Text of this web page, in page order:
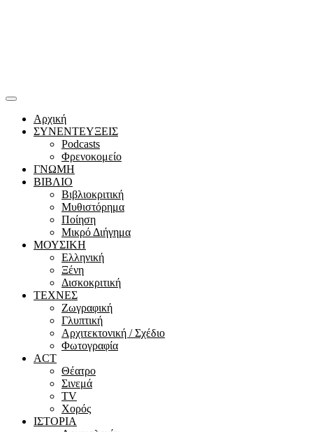
Αρχική
ΣΥΝΕΝΤΕΥΞΕΙΣ
Podcasts
Φρενοκομείο
ΓΝΩΜΗ
ΒΙΒΛΙΟ
Βιβλιοκριτική
Μυθιστόρημα
Ποίηση
Μικρό Διήγημα
ΜΟΥΣΙΚΗ
Ελληνική
Ξένη
Δισκοκριτική
ΤΕΧΝΕΣ
Ζωγραφική
Γλυπτική
Αρχιτεκτονική / Σχέδιο
Φωτογραφία
ACT
Θέατρο
Σινεμά
ΤV
Χορός
ΙΣΤΟΡΙΑ